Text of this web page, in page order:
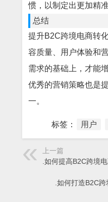
惯，以制定出更加精
总结
提升B2C跨境电商转
容质量、用户体验和
需求的基础上，才能
优秀的营销策略也是
一。
标签： 用户
上一篇
.如何提高B2C跨境
.如何打造B2C